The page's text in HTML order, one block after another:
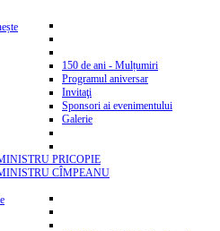
150 de ani - Mulțumiri
Programul aniversar
Invitaţi
Sponsori ai evenimentului
Galerie
PRICOPIE
CÎMPEANU